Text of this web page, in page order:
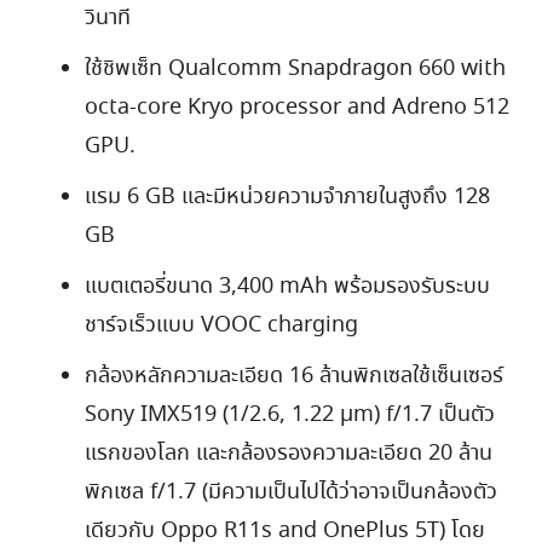
วินาที
ใช้ชิพเซ็ท Qualcomm Snapdragon 660 with
octa-core Kryo processor and Adreno 512
GPU.
แรม 6 GB และมีหน่วยความจำภายในสูงถึง 128
GB
แบตเตอรี่ขนาด 3,400 mAh พร้อมรองรับระบบ
ชาร์จเร็วแบบ VOOC charging
กล้องหลักความละเอียด 16 ล้านพิกเซลใช้เซ็นเซอร์
Sony IMX519 (1/2.6, 1.22 μm) f/1.7 เป็นตัว
แรกของโลก และกล้องรองความละเอียด 20 ล้าน
พิกเซล f/1.7 (มีความเป็นไปได้ว่าอาจเป็นกล้องตัว
เดียวกับ Oppo R11s and OnePlus 5T) โดย